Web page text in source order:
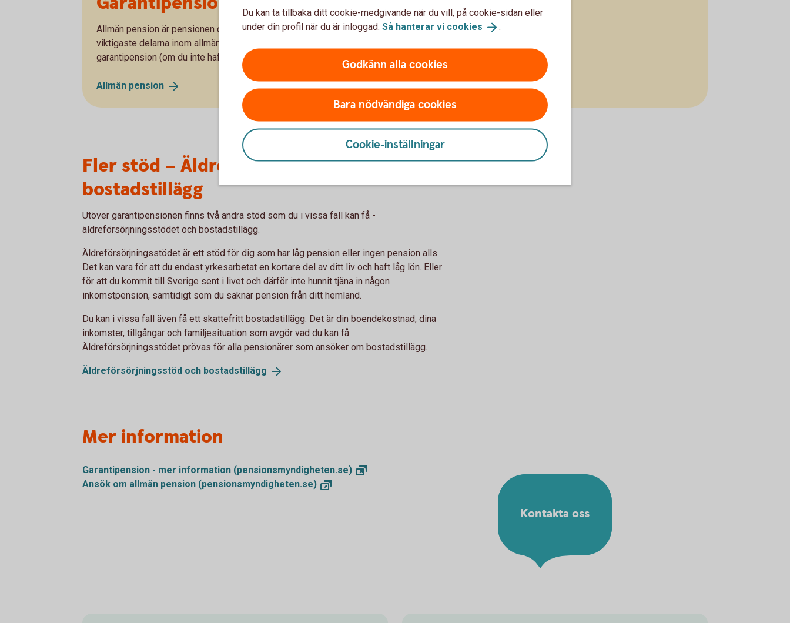
Allmän pension är pensionen du får från staten om du arbetat eller bott i Sverige. De
viktigaste delarna inom allmän pension är inkomstpension, premiepension (PPM) och
garantipension (om du inte haft någon, eller låg, inkomst). Läs mer om allmän pension.
Allmän pension
Fler stöd – Äldreförsörjningsstöd och
bostadstillägg
Utöver garantipensionen finns två andra stöd som du i vissa fall kan få -
äldreförsörjningsstödet och bostadstillägg.
Äldreförsörjningsstödet är ett stöd för dig som har låg pension eller ingen pension alls.
Det kan vara för att du endast yrkesarbetat en kortare del av ditt liv och haft låg lön. Eller
för att du kommit till Sverige sent i livet och därför inte hunnit tjäna in någon
inkomstpension, samtidigt som du saknar pension från ditt hemland.
Du kan i vissa fall även få ett skattefritt bostadstillägg. Det är din boendekostnad, dina
inkomster, tillgångar och familjesituation som avgör vad du kan få.
Äldreförsörjningsstödet prövas för alla pensionärer som ansöker om bostadstillägg.
Äldreförsörjningsstöd och bostadstillägg
Mer information
Garantipension - mer information (pensionsmyndigheten.se)
Ansök om allmän pension (pensionsmyndigheten.se)
Kontakta oss
Du kan ta tillbaka ditt cookie-medgivande när du vill, på cookie-sidan eller
under din profil när du är inloggad. Så hanterar vi cookies .
Godkänn alla cookies
Bara nödvändiga cookies
Cookie-inställningar